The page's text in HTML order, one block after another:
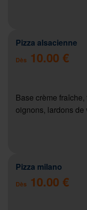
Pizza alsacienne
Dès 10.00 €
Base crème
oignons, lardons de
Pizza milano
Dès 10.00 €